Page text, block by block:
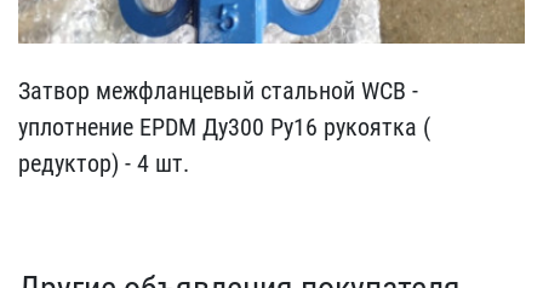
Затвор межфланцевый стал​ьной WCB -
уплотнение EP​DM Ду300 Ру16 рукоятка (​
редуктор) - 4 шт.